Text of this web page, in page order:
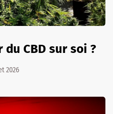
CBD sur soi ?
2026